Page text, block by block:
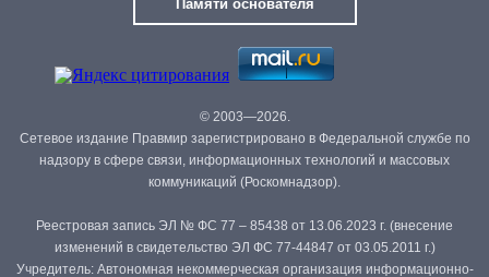
Памяти основателя
© 2003—2026.
Сетевое издание Правмир зарегистрировано в Федеральной службе по
надзору в сфере связи, информационных технологий и массовых
коммуникаций (Роскомнадзор).
Реестровая запись ЭЛ № ФС 77 – 85438 от 13.06.2023 г. (внесение
изменений в свидетельство ЭЛ ФС 77-44847 от 03.05.2011 г.)
Учредитель: Автономная некоммерческая организация информационно-